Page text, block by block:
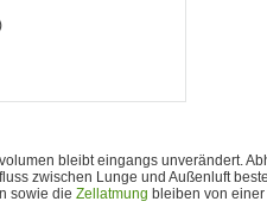
bleibt eingangs unverändert.
zwischen Lunge und Außenluft
sowie die Zellatmung bleiben von